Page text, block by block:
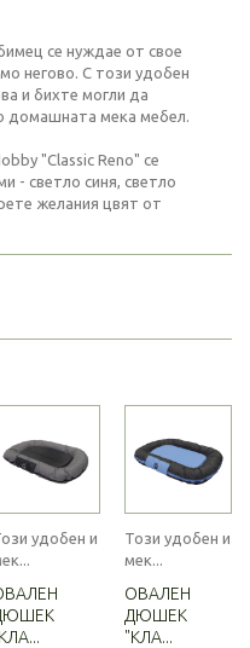
се нуждае от свое
негово. С този удобен
и бихте могли да
домашната мека мебел.
"Classic Reno" се
- светло синя, светло
желания цвят от
удобен и
Този удобен и
мек...
ОВАЛЕН
ДЮШЕК
"КЛА...